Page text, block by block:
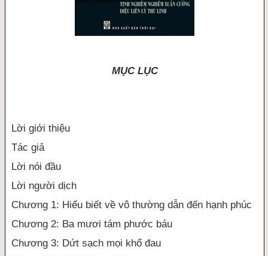
MỤC LỤC
Lời giới thiệu
Tác giả
Lời nói đầu
Lời người dịch
Chương 1: Hiểu biết về vô thường dẫn đến hạnh phúc
Chương 2: Ba mươi tám phước báu
Chương 3: Dứt sạch mọi khổ đau